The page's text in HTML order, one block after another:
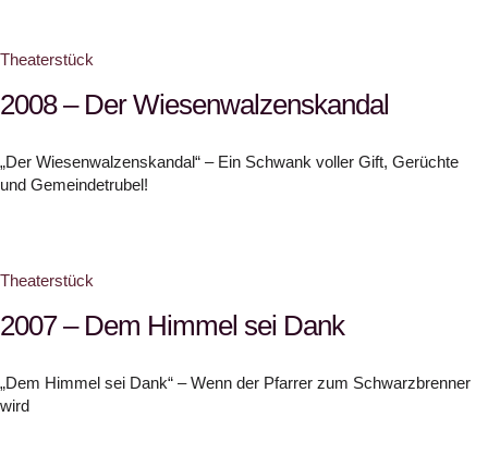
Theaterstück
2008 – Der Wiesenwalzenskandal
„Der Wiesenwalzenskandal“ – Ein Schwank voller Gift, Gerüchte
und Gemeindetrubel!
Theaterstück
2007 – Dem Himmel sei Dank
„Dem Himmel sei Dank“ – Wenn der Pfarrer zum Schwarzbrenner
wird